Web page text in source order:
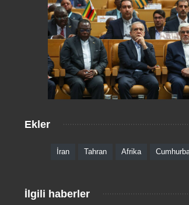
Ekler
İran Tahran Afrika
İlgili haberler